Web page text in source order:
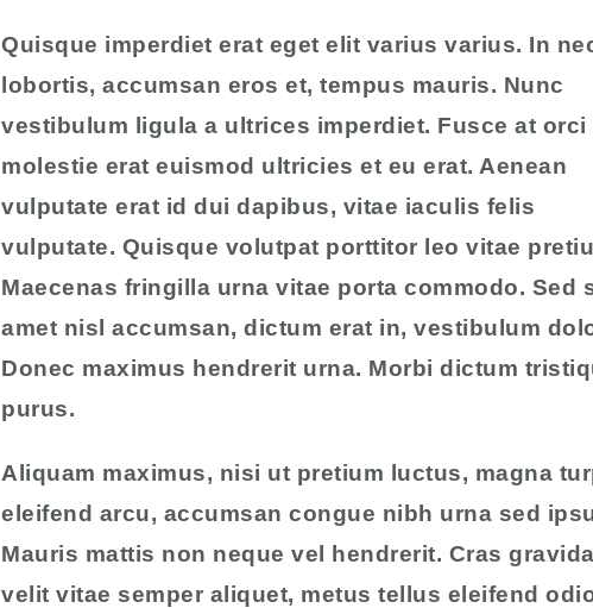
Quisque imperdiet erat eget elit varius varius. In
lobortis, accumsan eros et, tempus mauris. Nunc
vestibulum ligula a ultrices imperdiet. Fusce at orci
molestie erat euismod ultricies et eu erat. Aenean
vulputate erat id dui dapibus, vitae iaculis felis
vulputate. Quisque volutpat porttitor leo vitae
Maecenas fringilla urna vitae porta commodo. Sed
amet nisl accumsan, dictum erat in, vestibulum
Donec maximus hendrerit urna. Morbi dictum
purus.
Aliquam maximus, nisi ut pretium luctus, magna
eleifend arcu, accumsan congue nibh urna sed
Mauris mattis non neque vel hendrerit. Cras
velit vitae semper aliquet, metus tellus eleifend